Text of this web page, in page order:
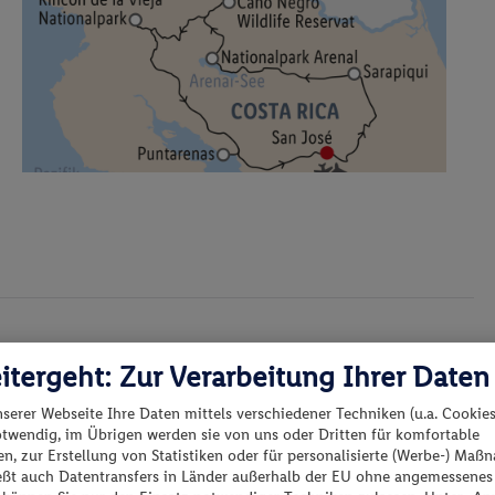
Sie Massagen, Körperanwendungen,
einem abgeschiedenen Bereich direkt am Meer,
erfolgen in einem der zwei Doppel- oder zwei
Hydromassage-Badewanne.
machen die Reise zu einem unvergesslichen
werden Sie von Ihrem deutschsprachigen
Zentraltal und ist das politische,
dem Check-in im Hotel steht Ihnen der Rest
Zur Verarbeitung Ihrer Daten
Webseite Ihre Daten mittels verschiedener Techniken (u.a.
im Übrigen werden sie von uns oder Dritten für komfortable
zur Erstellung von Statistiken oder für personalisierte (Werbe-)
auch Datentransfers in Länder außerhalb der EU ohne